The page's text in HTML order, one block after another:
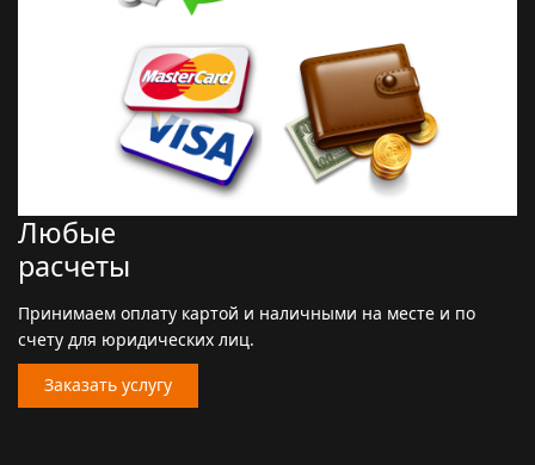
Любые
расчеты
Принимаем оплату картой и наличными на месте и по
счету для юридических лиц.
Заказать услугу